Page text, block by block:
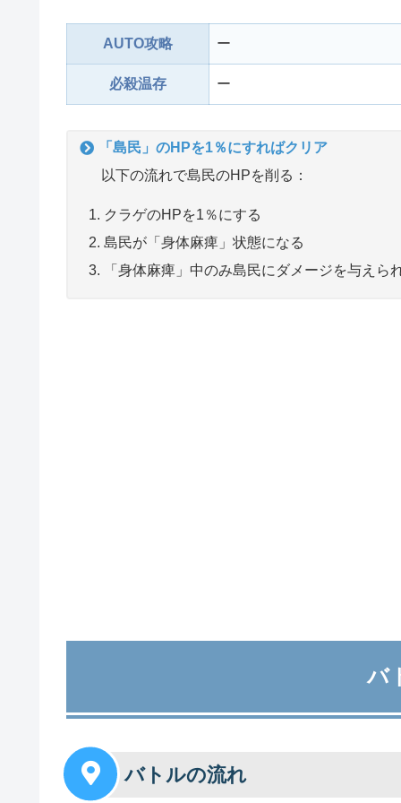
AUTO攻略 ー
必殺温存 ー
「島民」のHPを1％にすればクリア
以下の流れで島民のHPを削る：
クラゲのHPを1％にする
島民が「身体麻痺」状態になる
「身体麻痺」中のみ島民にダメージを与えら
バ
バトルの流れ